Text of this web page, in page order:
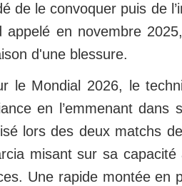
de le convoquer puis de
appelé en novembre
d'une blessure.
le Mondial 2026, le
en l’emmenant
lors des deux matchs
misant sur sa
Une rapide montée en